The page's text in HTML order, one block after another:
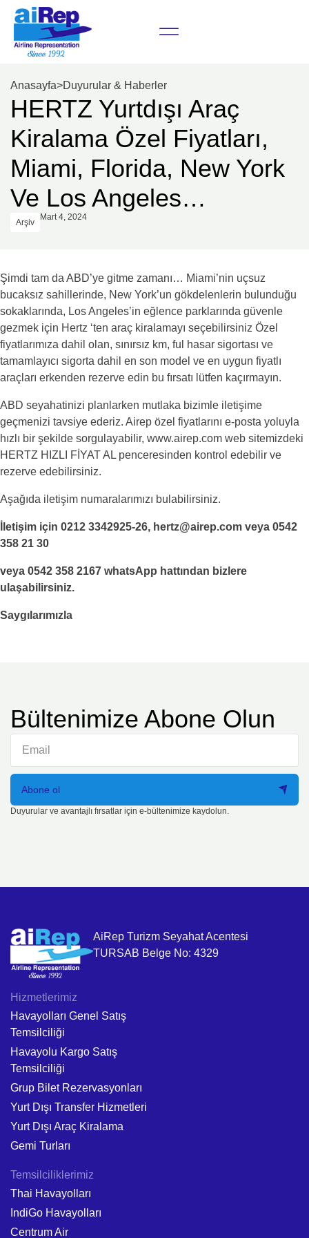
Anasayfa>Duyurular & Haberler
HERTZ Yurtdışı Araç
Kiralama Özel Fiyatları,
Miami, Florida, New York
Ve Los Angeles…
Arşiv
Mart 4, 2024
Şimdi tam da ABD’ye gitme zamanı… Miami’nin uçsuz
bucaksız sahillerinde, New York’un gökdelenlerin bulunduğu
sokaklarında, Los Angeles’in eğlence parklarında güvenle
gezmek için Hertz ‘ten araç kiralamayı seçebilirsiniz Özel
fiyatlarımıza dahil olan, sınırsız km, ful hasar sigortası ve
tamamlayıcı sigorta dahil en son model ve en uygun fiyatlı
araçları erkenden rezerve edin bu fırsatı lütfen kaçırmayın.
ABD seyahatinizi planlarken mutlaka bizimle iletişime
geçmenizi tavsiye ederiz. Airep özel fiyatlarını e-posta yoluyla
hızlı bir şekilde sorgulayabilir, www.airep.com web sitemizdeki
HERTZ HIZLI FİYAT AL penceresinden kontrol edebilir ve
rezerve edebilirsiniz.
Aşağıda iletişim numaralarımızı bulabilirsiniz.
İletişim için 0212 3342925-26, hertz@airep.com veya 0542
358 21 30
veya 0542 358 2167 whatsApp hattından bizlere
ulaşabilirsiniz.
Saygılarımızla
Bültenimize Abone Olun
Abone ol
Duyurular ve avantajlı fırsatlar için e-bültenimize kaydolun.
AiRep Turizm Seyahat Acentesi
TURSAB Belge No: 4329
Hizmetlerimiz
Havayolları Genel Satış
Temsilciliği
Havayolu Kargo Satış
Temsilciliği
Grup Bilet Rezervasyonları
Yurt Dışı Transfer Hizmetleri
Yurt Dışı Araç Kiralama
Gemi Turları
Temsilciliklerimiz
Thai Havayolları
IndiGo Havayolları
Centrum Air